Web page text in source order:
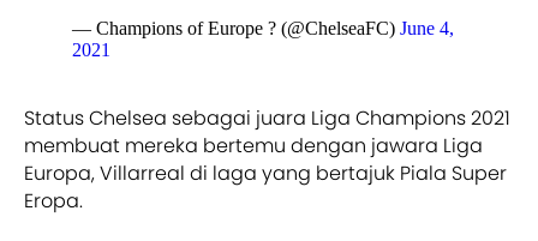
— Champions of Europe ? (@ChelseaFC) June 4,
2021
Status Chelsea sebagai juara Liga Champions 2021
membuat mereka bertemu dengan jawara Liga
Europa, Villarreal di laga yang bertajuk Piala Super
Eropa.